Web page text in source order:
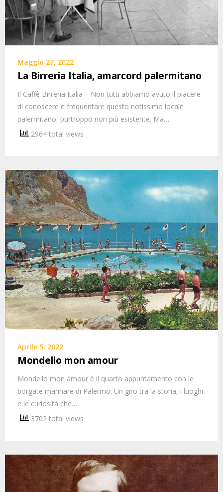
Maggio 27, 2022
La Birreria Italia, amarcord palermitano
Il Caffè Birreria Italia – Non tutti abbiamo avuto il piacere
di conoscere e frequentare questo notissimo locale
palermitano, purtroppo non più esistente. Ma…
2964 total views
Aprile 5, 2022
Mondello mon amour
Mondello mon amour è il quarto appuntamento con le
borgate marinare di Palermo. Un giro tra la storia, i luoghi
e le curiosità che…
3702 total views